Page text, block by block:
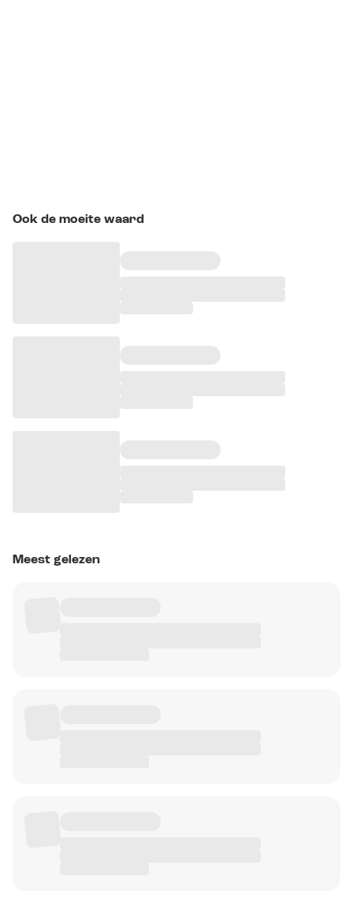
Ook de moeite waard
Meest gelezen